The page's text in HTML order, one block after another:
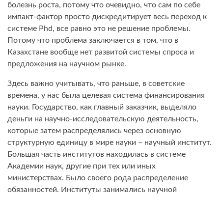
болезнь роста, потому что очевидно, что сам по себе
импакт-фактор просто дискредитирует весь переход к
системе Phd, все равно это не решение проблемы.
Потому что проблема заключается в том, что в
Казахстане вообще нет развитой системы спроса и
предложения на научном рынке.
Здесь важно учитывать, что раньше, в советские
времена, у нас была целевая система финансирования
науки. Государство, как главный заказчик, выделяло
деньги на научно-исследовательскую деятельность,
которые затем распределялись через основную
структурную единицу в мире науки – научный институт.
Большая часть институтов находилась в системе
Академии наук, другие при тех или иных
министерствах. Было своего рода распределение
обязанностей. Институты занимались научной